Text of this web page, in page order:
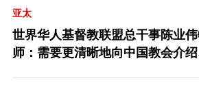
亚太
世界华人基督教联盟总干事陈业
师：需要更清晰地向中国教会介